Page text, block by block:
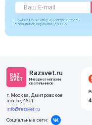
Нажимая на кнопку Вы соглашаетесь
с политикой обработки данных
Razsvet.ru
Интернет-магазин
светильников
г. Москва, Дмитровское
шоссе, 46к1
info@razsvet.ru
Социальные сети: